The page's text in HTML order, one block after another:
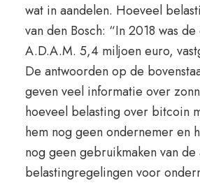
wat in aandelen. Hoeveel
van den Bosch: “In 2018 was
A.D.A.M. 5,4 miljoen euro,
De antwoorden op de
geven veel informatie over
hoeveel belasting over bitcoin
hem nog geen ondernemer en
nog geen gebruikmaken van
belastingregelingen voor